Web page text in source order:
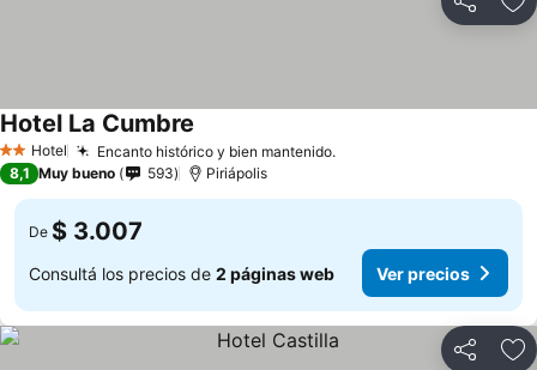
Compartir
2 Estrellas
Hotel Encanto histórico y bien mantenido.
Hotel La Cumbre
8,1 Muy bueno 593 Piriápolis
De $ 3.007
Consultá los precios de 2 páginas web Ver precios
Compartir